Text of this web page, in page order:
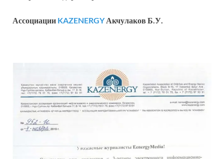
Ассоциации KAZENERGYАкчулаков Б.У.